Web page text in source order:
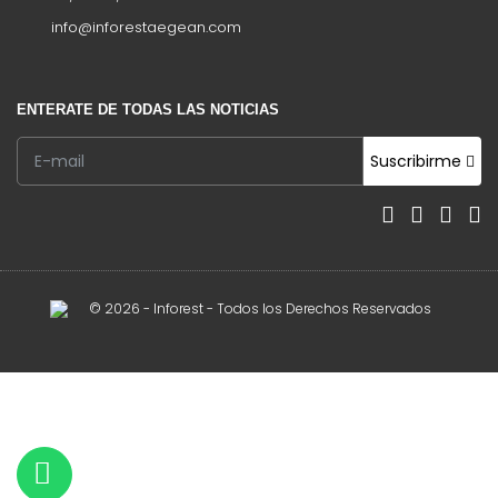
info@inforestaegean.com
ENTERATE DE TODAS LAS NOTICIAS
Suscribirme
© 2026 - Inforest - Todos los Derechos Reservados